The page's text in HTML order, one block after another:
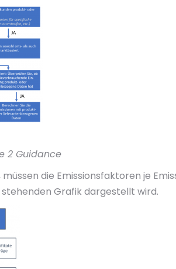
2 Guidance
die Emissionsfaktoren je
Grafik dargestellt wird.